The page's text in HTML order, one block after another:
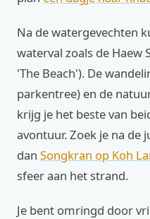
Na de watergevechten
waterval zoals de Haew
'The Beach'). De
parkentree) en de
krijg je het beste van
avontuur. Zoek je na de
dan Songkran op Koh
sfeer aan het strand.
Je bent omringd door